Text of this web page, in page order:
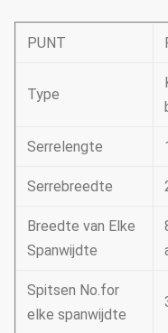
PUNT
Type
Serrelengte
Serrebreedte
Breedte van Elke
Spanwijdte
Spitsen No.for
elke spanwijdte